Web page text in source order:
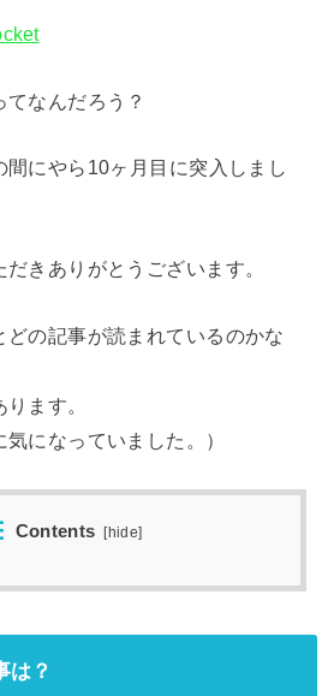
なんだろう？
間にやら10ヶ月目に突入しまし
きありがとうございます。
どの記事が読まれているのかな
ます。
気になっていました。）
Contents [hide]
は？